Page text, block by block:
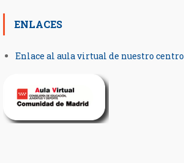
ENLACES
Enlace al aula virtual de nuestro centro